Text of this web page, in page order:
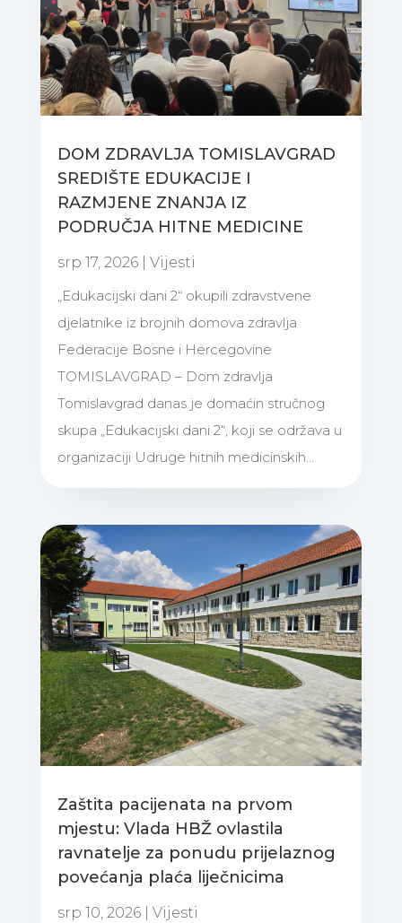
DOM ZDRAVLJA TOMISLAVGRAD
SREDIŠTE EDUKACIJE I
RAZMJENE ZNANJA IZ
PODRUČJA HITNE MEDICINE
srp 17, 2026| Vijesti
„Edukacijski dani 2“ okupili zdravstvene
djelatnike iz brojnih domova zdravlja
Federacije Bosne i Hercegovine
TOMISLAVGRAD – Dom zdravlja
Tomislavgrad danas je domaćin stručnog
skupa „Edukacijski dani 2“, koji se održava u
organizaciji Udruge hitnih medicinskih...
Zaštita pacijenata na prvom
mjestu: Vlada HBŽ ovlastila
ravnatelje za ponudu prijelaznog
povećanja plaća liječnicima
srp 10, 2026| Vijesti